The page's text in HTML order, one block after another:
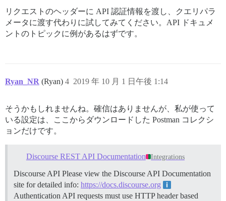
リクエストのヘッダーに API 認証情報を渡し、クエリパラ
メータに渡す代わりに試してみてください。API ドキュメ
ントのトピックに例があるはずです。
Ryan_NR (Ryan) 2019 年 10 月 1 日午後 1:14
4
そうかもしれませんね。確信はありませんが、私が使って
いる設定は、ここからダウンロードした Postman コレクシ
ョンだけです。
Discourse REST API Documentation Integrations
Discourse API Please view the Discourse API Documentation
site for detailed info: https://docs.discourse.org
Authentication API requests must use HTTP header based